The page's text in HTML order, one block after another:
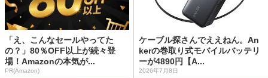
「え、こんなセールやってた
の？」80％OFF以上が続々登
場！Amazonの本気が...
PR(Amazon)
ケーブル探さんでええねん。An
kerの巻取り式モバイルバッテリ
ーが4890円【A...
2026年7月8日